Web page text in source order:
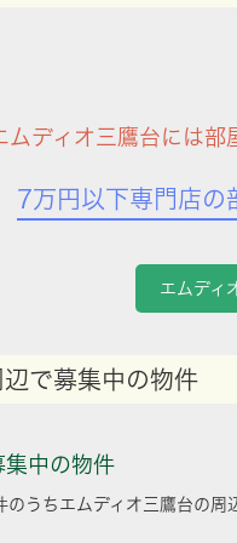
ムディオ三鷹台には部
7万円以下専門店の
エムディ
で募集中の物件
集中の物件
うちエムディオ三鷹台の周